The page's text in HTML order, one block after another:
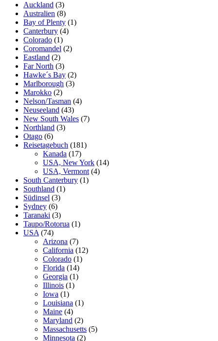
Auckland (3)
Australien (8)
Bay of Plenty (1)
Canterbury (4)
Colorado (1)
Coromandel (2)
Eastland (2)
Far North (3)
Hawke´s Bay (2)
Marlborough (3)
Marokko (2)
Nelson/Tasman (4)
Neuseeland (43)
New South Wales (7)
Northland (3)
Otago (6)
Reisetagebuch (181)
Kanada (17)
USA, New York (14)
USA, Vermont(4)
South Canterbury (1)
Southland (1)
Südinsel (3)
Sydney (6)
Taranaki (3)
Taupo/Rotorua (1)
USA(74)
Arizona (7)
California (12)
Colorado (1)
Florida (14)
Georgia (1)
Illinois (1)
Iowa (1)
Louisiana (1)
Maine (4)
Maryland (2)
Massachusetts (5)
Minnesota (2)